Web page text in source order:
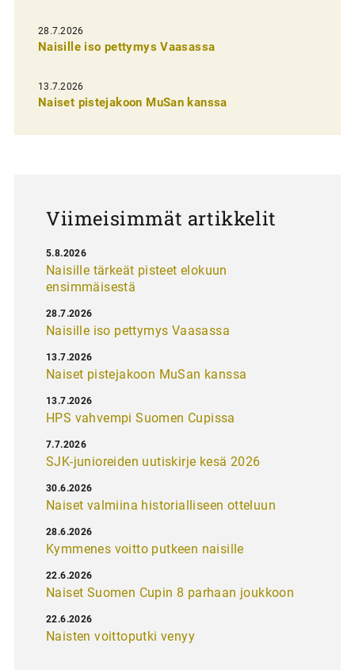
e
n
e
28.7.2026
Naisille iso pettymys Vaasassa
13.7.2026
Naiset pistejakoon MuSan kanssa
Viimeisimmät artikkelit
Naisille tärkeät pisteet elokuun
ensimmäisestä
5.8.2026
Naisille iso pettymys Vaasassa
28.7.2026
Naiset pistejakoon MuSan kanssa
13.7.2026
HPS vahvempi Suomen Cupissa
13.7.2026
SJK-junioreiden uutiskirje kesä 2026
7.7.2026
Naiset valmiina historialliseen otteluun
30.6.2026
Kymmenes voitto putkeen naisille
28.6.2026
Naiset Suomen Cupin 8 parhaan joukkoon
22.6.2026
Naisten voittoputki venyy
22.6.2026